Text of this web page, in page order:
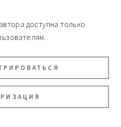
доступна только